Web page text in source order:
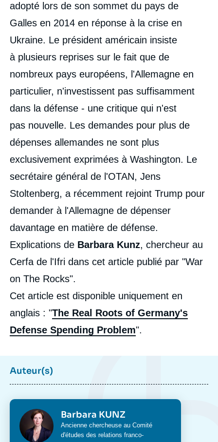
adopté lors de son sommet du pays de
Galles en 2014 en réponse à la crise en
Ukraine. Le président américain insiste
à plusieurs reprises sur le fait que de
nombreux pays européens, l'Allemagne en
particulier, n'investissent pas suffisamment
dans la défense - une critique qui n'est
pas nouvelle. Les demandes pour plus de
dépenses allemandes ne sont plus
exclusivement exprimées à Washington. Le
secrétaire général de l'OTAN, Jens
Stoltenberg, a récemment rejoint Trump pour
demander à l'Allemagne de dépenser
davantage en matière de défense.
Explications de Barbara Kunz, chercheur au
Cerfa de l'Ifri dans cet article publié par "War
on The Rocks".
Cet article est disponible uniquement en
anglais : "The Real Roots of Germany's
Defense Spending Problem".
Auteur(s)
Photo Barbara KUNZ
Intitulé
du
Ancienne chercheuse au Comité
d'études des relations franco-